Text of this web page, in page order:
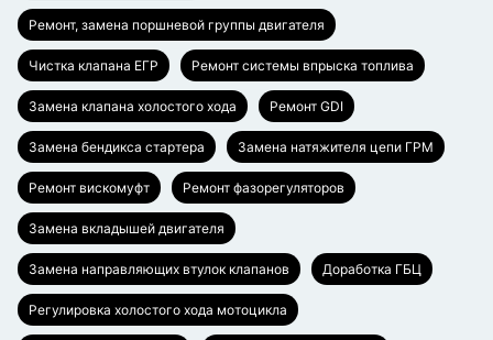
Ремонт, замена поршневой группы двигателя
Чистка клапана ЕГР Ремонт системы впрыска топлива
Замена клапана холостого хода Ремонт GDI
Замена бендикса стартера Замена натяжителя цепи ГРМ
Ремонт вискомуфт Ремонт фазорегуляторов
Замена вкладышей двигателя
Замена направляющих втулок клапанов Доработка ГБЦ
Регулировка холостого хода мотоцикла